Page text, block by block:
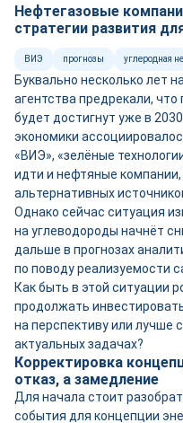
Нефтегазовые
стратегии развития
ВИЭ прогнозы углеродная
Буквально несколько лет
агентства предрекали, что
будет достигнут уже в
экономики
«ВИЭ», «зелёные
идти и нефтяные
альтернативных
Однако сейчас ситуация
на углеводороды начнёт
дальше в прогнозах
по поводу реализуемости
Как быть в этой ситуации
продолжать
на перспективу или лучше
актуальных задачах?
Корректировка
отказ, а замедление
Для начала стоит
события для концепции